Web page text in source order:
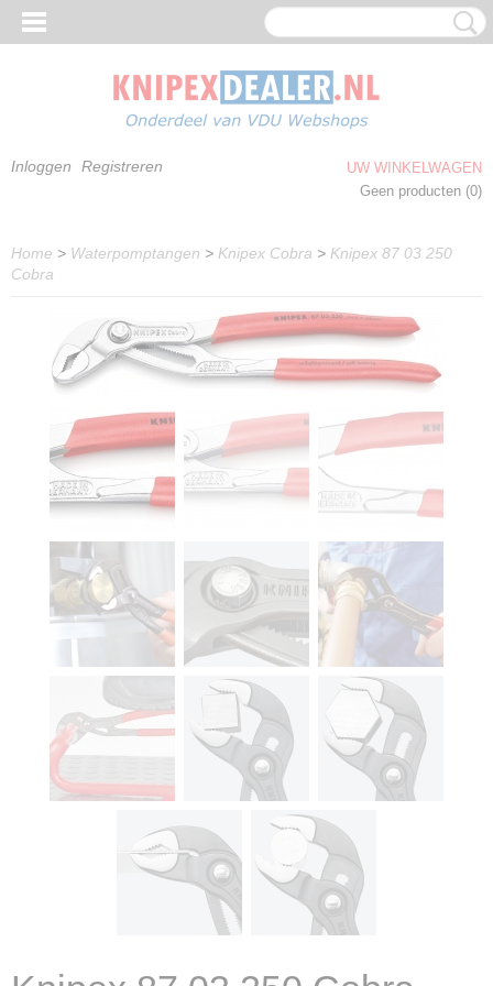
Inloggen Registreren
UW WINKELWAGEN
Geen producten (0)
Home > Waterpomptangen > Knipex Cobra > Knipex 87 03 250
Cobra